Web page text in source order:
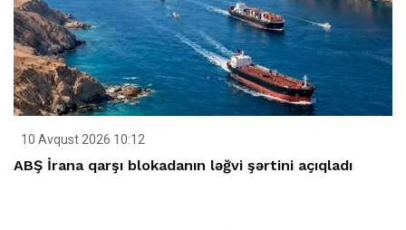
10 Avqust 2026 10:12
ABŞ İrana qarşı blokadanın ləğvi şərtini açıqladı